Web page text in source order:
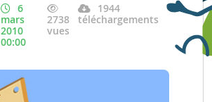
6
mars
2010
00:00
2738
vues
1944
téléchargements